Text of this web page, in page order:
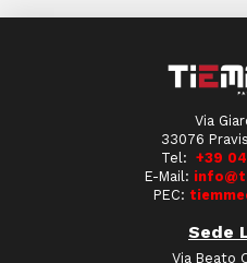
Via
33076
Tel: +39
E-Mail:
PEC:
Sede
Via Beato